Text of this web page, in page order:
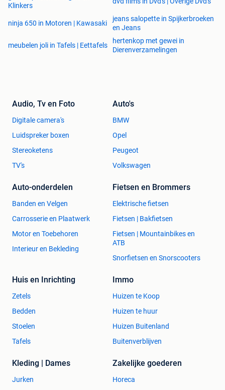
Klinkers
ninja 650 in Motoren | Kawasaki
jeans salopette in Spijkerbroeken
en Jeans
meubelen joli in Tafels | Eettafels
hertenkop met gewei in
Dierenverzamelingen
Audio, Tv en Foto
Digitale camera's
Luidspreker boxen
Stereoketens
TV's
Auto's
BMW
Opel
Peugeot
Volkswagen
Auto-onderdelen
Banden en Velgen
Carrosserie en Plaatwerk
Motor en Toebehoren
Interieur en Bekleding
Fietsen en Brommers
Elektrische fietsen
Fietsen | Bakfietsen
Fietsen | Mountainbikes en
ATB
Snorfietsen en Snorscooters
Huis en Inrichting
Zetels
Bedden
Stoelen
Tafels
Immo
Huizen te Koop
Huizen te huur
Huizen Buitenland
Buitenverblijven
Kleding | Dames
Jurken
Zakelijke goederen
Horeca